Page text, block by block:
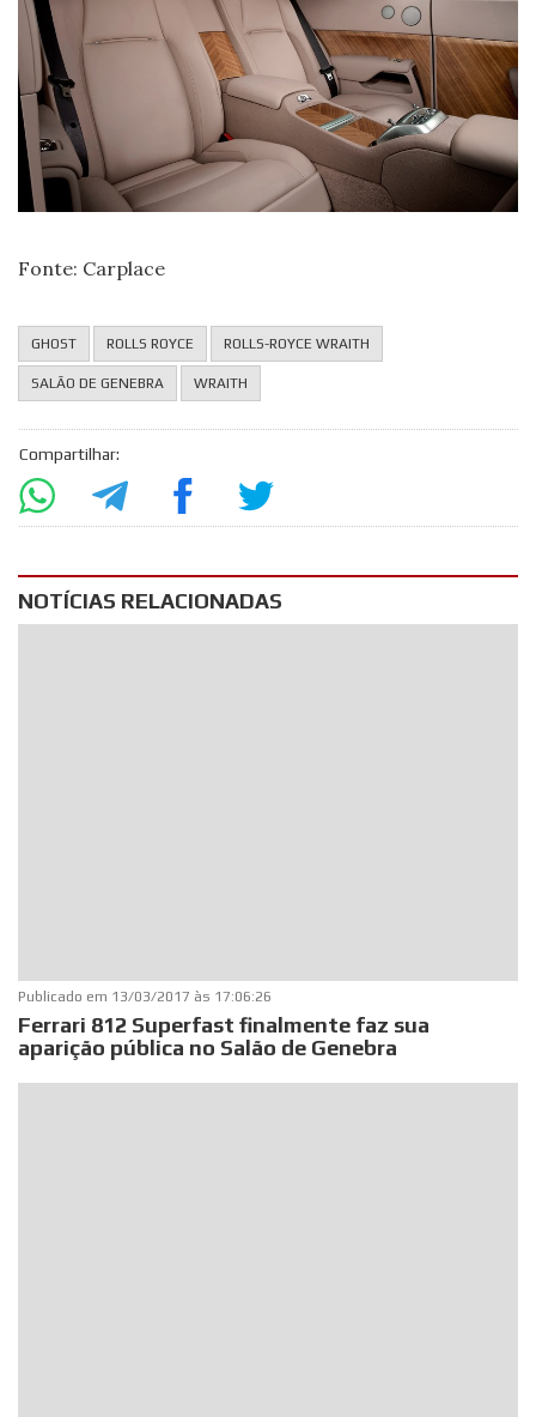
Fonte: Carplace
GHOST ROLLS ROYCE ROLLS-ROYCE WRAITH
SALÃO DE GENEBRA WRAITH
Compartilhar:
NOTÍCIAS RELACIONADAS
Publicado em 13/03/2017 às 17:06:26
Ferrari 812 Superfast finalmente faz sua
aparição pública no Salão de Genebra